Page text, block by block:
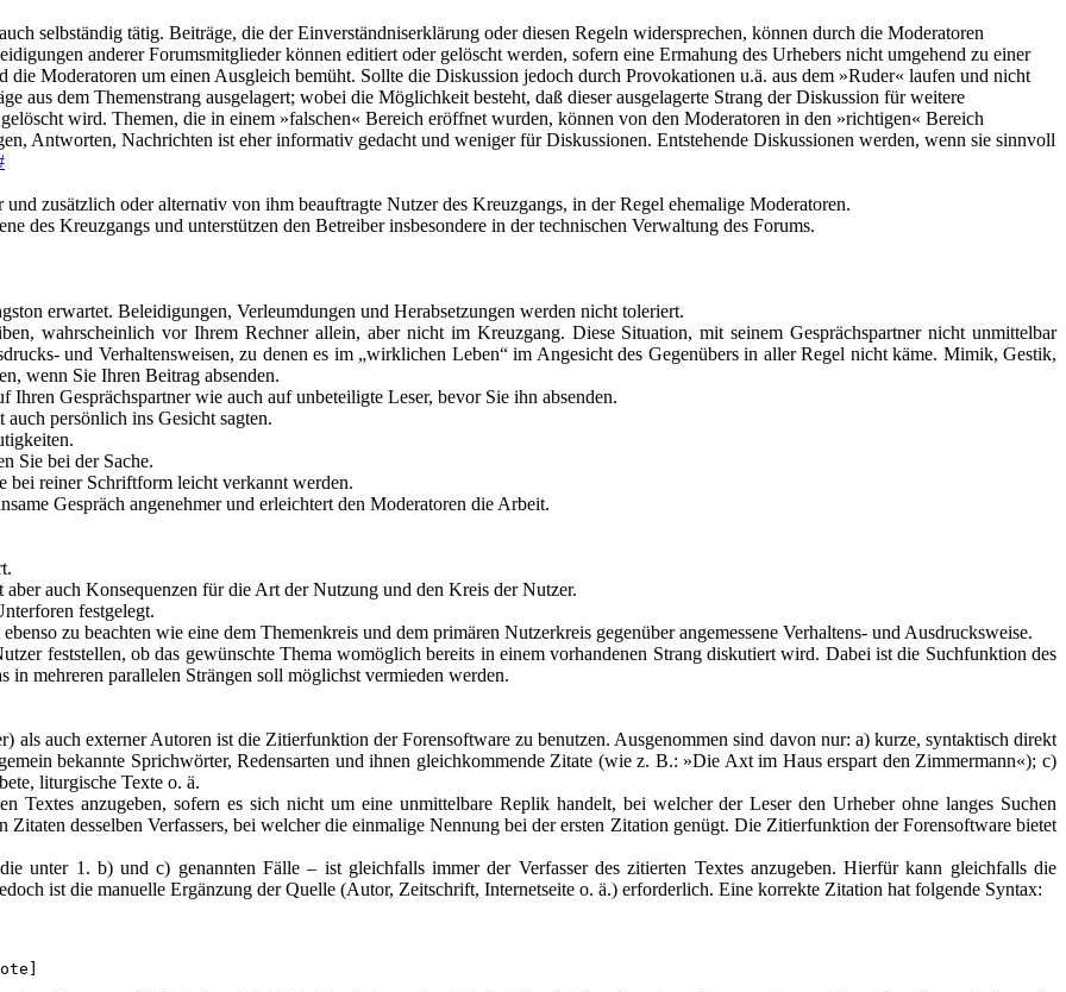
selbständig tätig. Beiträge, die der Einverständniserklärung oder diesen Regeln widersprechen, können durch die Moderatoren
anderer Forumsmitglieder können editiert oder gelöscht werden, sofern eine Ermahung des Urhebers nicht umgehend zu einer
die Moderatoren um einen Ausgleich bemüht. Sollte die Diskussion jedoch durch Provokationen u.ä. aus dem »Ruder« laufen und nicht
aus dem Themenstrang ausgelagert; wobei die Möglichkeit besteht, daß dieser ausgelagerte Strang der Diskussion für weitere
wird. Themen, die in einem »falschen« Bereich eröffnet wurden, können von den Moderatoren in den »richtigen« Bereich
Antworten, Nachrichten ist eher informativ gedacht und weniger für Diskussionen. Entstehende Diskussionen werden, wenn sie sinnvoll
zusätzlich oder alternativ von ihm beauftragte Nutzer des Kreuzgangs, in der Regel ehemalige Moderatoren.
des Kreuzgangs und unterstützen den Betreiber insbesondere in der technischen Verwaltung des Forums.
erwartet. Beleidigungen, Verleumdungen und Herabsetzungen werden nicht toleriert.
wahrscheinlich vor Ihrem Rechner allein, aber nicht im Kreuzgang. Diese Situation, mit seinem Gesprächspartner nicht unmittelbar
und Verhaltensweisen, zu denen es im „wirklichen Leben“ im Angesicht des Gegenübers in aller Regel nicht käme. Mimik, Gestik,
wenn Sie Ihren Beitrag absenden.
Gesprächspartner wie auch auf unbeteiligte Leser, bevor Sie ihn absenden.
persönlich ins Gesicht sagten.
Sie bei der Sache.
bei reiner Schriftform leicht verkannt werden.
Gespräch angenehmer und erleichtert den Moderatoren die Arbeit.
aber auch Konsequenzen für die Art der Nutzung und den Kreis der Nutzer.
festgelegt.
zu beachten wie eine dem Themenkreis und dem primären Nutzerkreis gegenüber angemessene Verhaltens- und Ausdrucksweise.
feststellen, ob das gewünschte Thema womöglich bereits in einem vorhandenen Strang diskutiert wird. Dabei ist die Suchfunktion des
mehreren parallelen Strängen soll möglichst vermieden werden.
als auch externer Autoren ist die Zitierfunktion der Forensoftware zu benutzen. Ausgenommen sind davon nur: a) kurze, syntaktisch direkt
bekannte Sprichwörter, Redensarten und ihnen gleichkommende Zitate (wie z. B.: »Die Axt im Haus erspart den Zimmermann«); c)
liturgische Texte o. ä.
Textes anzugeben, sofern es sich nicht um eine unmittelbare Replik handelt, bei welcher der Leser den Urheber ohne langes Suchen
desselben Verfassers, bei welcher die einmalige Nennung bei der ersten Zitation genügt. Die Zitierfunktion der Forensoftware bietet
unter 1. b) und c) genannten Fälle – ist gleichfalls immer der Verfasser des zitierten Textes anzugeben. Hierfür kann gleichfalls die
ist die manuelle Ergänzung der Quelle (Autor, Zeitschrift, Internetseite o. ä.) erforderlich. Eine korrekte Zitation hat folgende Syntax: